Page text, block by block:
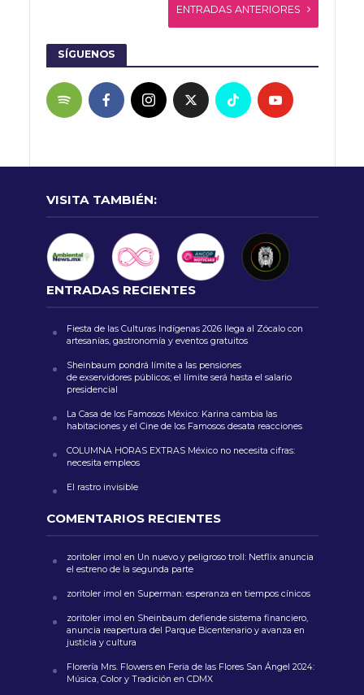
ENTRADAS ANTERIORES
SÍGUENOS
VISITA TAMBIÉN:
ENTRADAS RECIENTES
Fiesta de las Culturas Indígenas 2026 llega al Zócalo con
artesanías, gastronomía y eventos gratuitos
Sheinbaum pondrá límite a las pensiones
de exservidores públicos; el límite será hasta el salario
presidencial
La Casa de los Famosos México: Karina cambia las
habitaciones y el Cine de los Famosos desata reacciones
COLUMNA HORAS EXTRAS México no necesita cifras:
necesita empleos
El rastro invisible
COMENTARIOS RECIENTES
zoritoler imol en Un nuevo y peligroso troll: Netflix anuncia
el estreno de la segunda parte
zoritoler imol en Superman: esperanza en tiempos cínicos
zoritoler imol en Sheinbaum defiende sistema financiero,
anuncia reapertura del Parque Bicentenario y avanza en
justicia y cultura
Florería Mrs. Flowersen Feria de las Flores San Ángel 2024:
Música, Color y Tradición en CDMX